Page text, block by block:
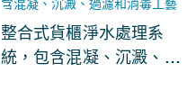
整合式貨櫃淨水處理系
統，包含混凝、沉澱、過